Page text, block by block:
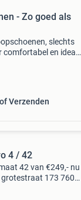
- Zo goed als
slechts
comfortabel en ideaal
Verzenden
4 / 42
42 van €249,- nu
grotestraat 173 7607